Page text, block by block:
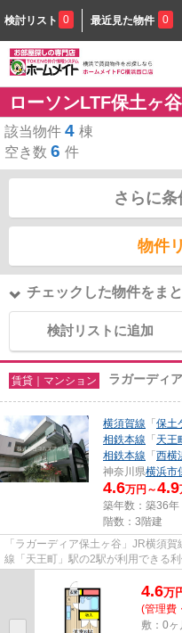
検討リスト 0 最近見た物件 0
ローソンLTF保土ヶ
該当物件 4 棟
空き数 6 件
さらに
物件
チェックした物件をま
検討リストに追加
賃貸｜マンション ラガーディ
横須賀線 「 保土
相鉄本線 「 天王
相鉄本線 「 西横
神奈川県横浜市
4.6万円～4.9
築年数：築36年
階数：3階建
「ラガーディア保土ヶ谷」JR横須
線「天王町」駅の2駅が利用できる
4.6万
(管理費
敷：0ヶ